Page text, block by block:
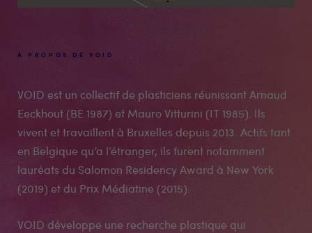
À PROPOS DE VOID
VOID est un collectif de plasticiens réunissant Arnaud
Eeckhout (BE 1987) et Mauro Vitturini (IT 1985). Ils
vivent et travaillent à Bruxelles depuis 2013. Actifs tant
en Belgique qu’a l’étranger, ils furent notamment
lauréats du Salomon Residency Award à New York
(2019) et du Prix Médiatine (2015).
VOID développe une recherche plastique qui